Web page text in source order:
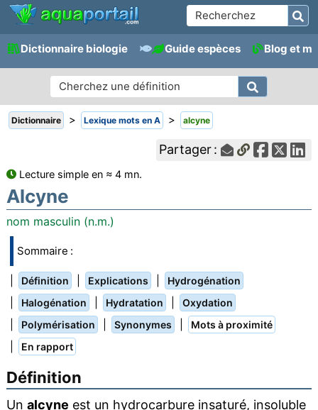
Dictionnaire biologie Guide espèces Blog et
Dictionnaire > Lexique mots en A > alcyne
Partager :
Lecture simple en ≈ 4 mn.
Alcyne
nom masculin (n.m.)
Sommaire :
Définition Explications Hydrogénation
Halogénation Hydratation Oxydation
Polymérisation Synonymes Mots à proximité
En rapport
Définition
Un alcyne est un hydrocarbureinsaturé, insoluble